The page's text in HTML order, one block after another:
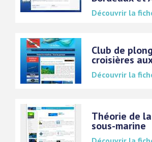
Découvrir la
Club de
croisières
Découvrir la
Théorie de
sous-marine